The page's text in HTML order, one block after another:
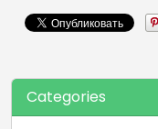
Categories